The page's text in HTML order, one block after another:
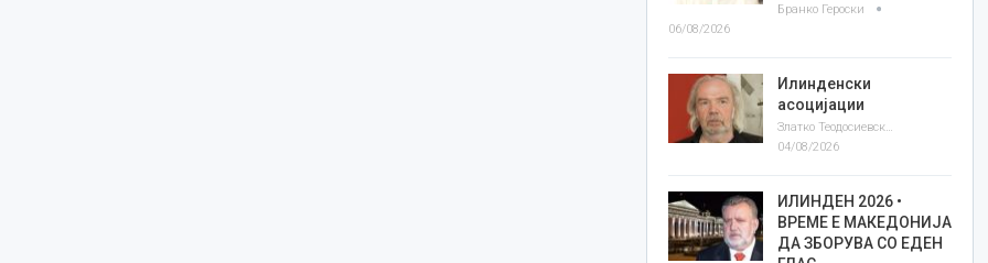
Бранко Героски
06/08/2026
Илинденски
асоцијации
Златко Теодосиевски
04/08/2026
ИЛИНДЕН 2026 •
ВРЕМЕ Е МАКЕДОНИЈА
ДА ЗБОРУВА СО ЕДЕН